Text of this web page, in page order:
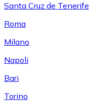
Santa Cruz de Tenerife
Roma
Milano
Napoli
Bari
Torino